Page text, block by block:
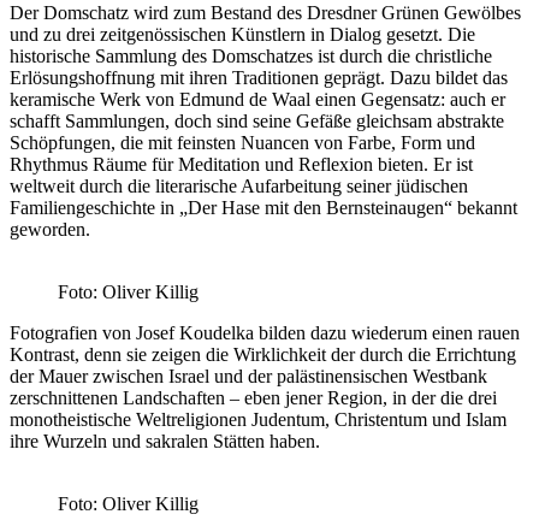
Der Domschatz wird zum Bestand des Dresdner Grünen Gewölbes
und zu drei zeitgenössischen Künstlern in Dialog gesetzt. Die
historische Sammlung des Domschatzes ist durch die christliche
Erlösungshoffnung mit ihren Traditionen geprägt. Dazu bildet das
keramische Werk von Edmund de Waal einen Gegensatz: auch er
schafft Sammlungen, doch sind seine Gefäße gleichsam abstrakte
Schöpfungen, die mit feinsten Nuancen von Farbe, Form und
Rhythmus Räume für Meditation und Reflexion bieten. Er ist
weltweit durch die literarische Aufarbeitung seiner jüdischen
Familiengeschichte in „Der Hase mit den Bernsteinaugen“ bekannt
geworden.
Foto: Oliver Killig
Fotografien von Josef Koudelka bilden dazu wiederum einen rauen
Kontrast, denn sie zeigen die Wirklichkeit der durch die Errichtung
der Mauer zwischen Israel und der palästinensischen Westbank
zerschnittenen Landschaften – eben jener Region, in der die drei
monotheistische Weltreligionen Judentum, Christentum und Islam
ihre Wurzeln und sakralen Stätten haben.
Foto: Oliver Killig